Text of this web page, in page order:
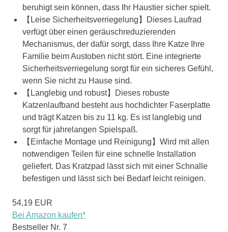
beruhigt sein können, dass Ihr Haustier sicher spielt.
【Leise Sicherheitsverriegelung】Dieses Laufrad
verfügt über einen geräuschreduzierenden
Mechanismus, der dafür sorgt, dass Ihre Katze Ihre
Familie beim Austoben nicht stört. Eine integrierte
Sicherheitsverriegelung sorgt für ein sicheres Gefühl,
wenn Sie nicht zu Hause sind.
【Langlebig und robust】Dieses robuste
Katzenlaufband besteht aus hochdichter Faserplatte
und trägt Katzen bis zu 11 kg. Es ist langlebig und
sorgt für jahrelangen Spielspaß.
【Einfache Montage und Reinigung】Wird mit allen
notwendigen Teilen für eine schnelle Installation
geliefert. Das Kratzpad lässt sich mit einer Schnalle
befestigen und lässt sich bei Bedarf leicht reinigen.
54,19 EUR
Bei Amazon kaufen*
Bestseller Nr. 7